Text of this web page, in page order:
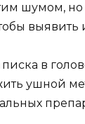
шумом,
в
ушной